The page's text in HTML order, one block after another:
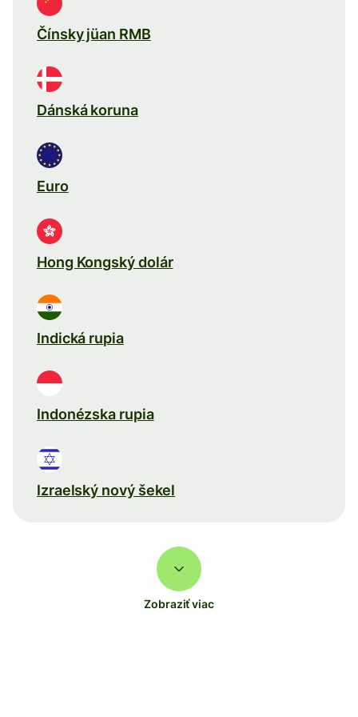
Čínsky jüan RMB
Dánská koruna
Euro
Hong Kongský dolár
Indická rupia
Indonézska rupia
Izraelský nový šekel
Zobraziť viac